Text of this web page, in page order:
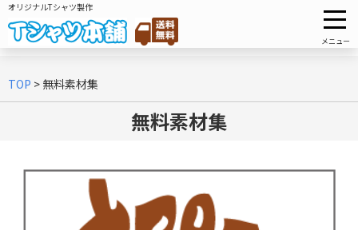
オリジナルTシャツ製作
メニュー
TOP > 無料素材集
無料素材集